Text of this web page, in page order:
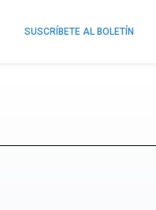
SUSCRÍBETE AL BOLETÍN